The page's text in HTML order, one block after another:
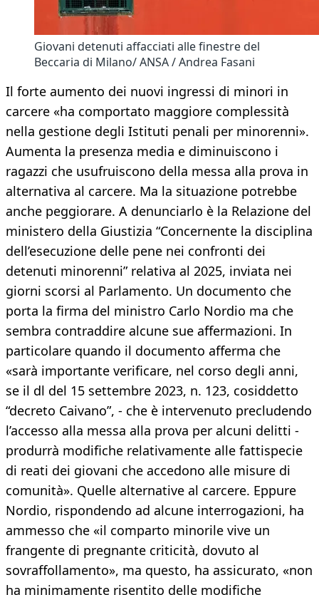
Giovani detenuti affacciati alle finestre del
Beccaria di Milano/ ANSA / Andrea Fasani
Il forte aumento dei nuovi ingressi di minori in
carcere «ha comportato maggiore complessità
nella gestione degli Istituti penali per minorenni».
Aumenta la presenza media e diminuiscono i
ragazzi che usufruiscono della messa alla prova in
alternativa al carcere. Ma la situazione potrebbe
anche peggiorare. A denunciarlo è la Relazione del
ministero della Giustizia “Concernente la disciplina
dell’esecuzione delle pene nei confronti dei
detenuti minorenni” relativa al 2025, inviata nei
giorni scorsi al Parlamento. Un documento che
porta la firma del ministro Carlo Nordio ma che
sembra contraddire alcune sue affermazioni. In
particolare quando il documento afferma che
«sarà importante verificare, nel corso degli anni,
se il dl del 15 settembre 2023, n. 123, cosiddetto
“decreto Caivano”, - che è intervenuto precludendo
l’accesso alla messa alla prova per alcuni delitti -
produrrà modifiche relativamente alle fattispecie
di reati dei giovani che accedono alle misure di
comunità». Quelle alternative al carcere. Eppure
Nordio, rispondendo ad alcune interrogazioni, ha
ammesso che «il comparto minorile vive un
frangente di pregnante criticità, dovuto al
sovraffollamento», ma questo, ha assicurato, «non
ha minimamente risentito delle modifiche